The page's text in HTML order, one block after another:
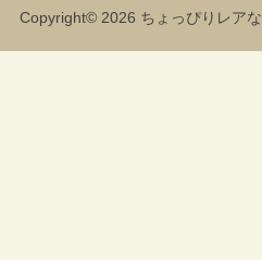
Copyright© 2026 ちょっぴりレ